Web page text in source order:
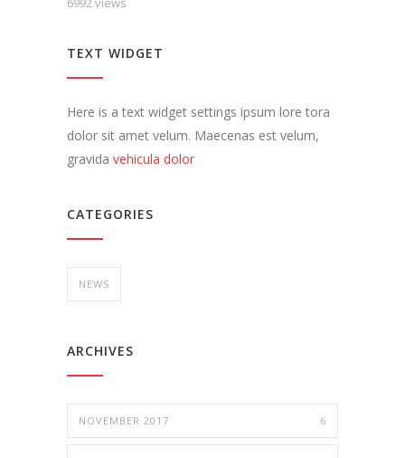
TEXT WIDGET
Here is a text widget settings ipsum lore tora
dolor sit amet velum. Maecenas est velum,
gravida vehicula dolor
CATEGORIES
NEWS
ARCHIVES
NOVEMBER 2017 6